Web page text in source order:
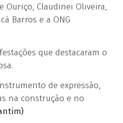
Ouriço, Claudinei Oliveira,
Barros e a ONG
que destacaram o
de expressão,
na construção e no